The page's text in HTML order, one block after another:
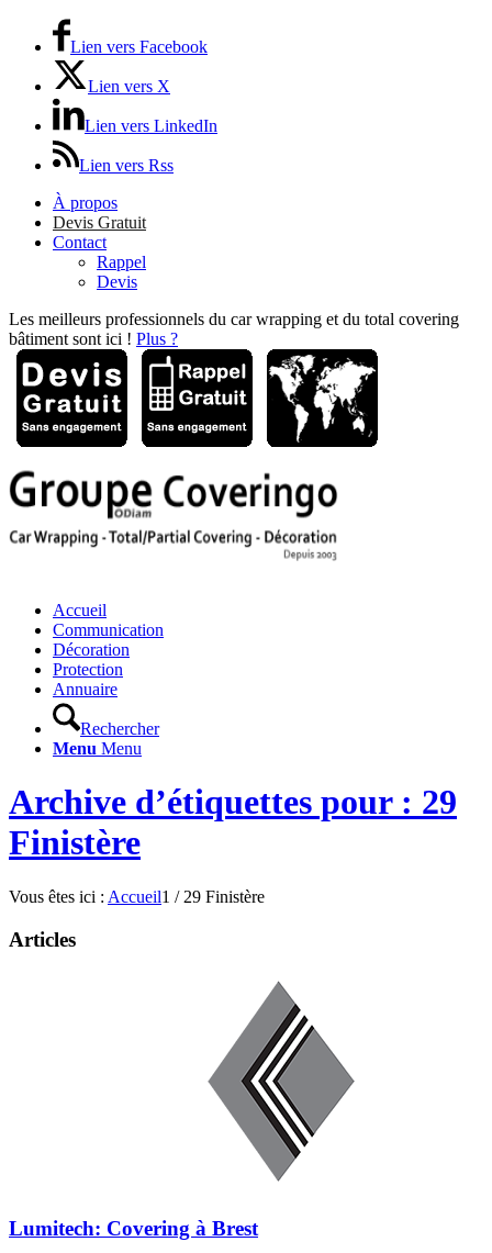
Lien vers Facebook
Lien vers X
Lien vers LinkedIn
Lien vers Rss
À propos
Devis Gratuit
Contact
Rappel
Devis
Les meilleurs professionnels du car wrapping et du total covering
bâtiment sont ici ! Plus ?
Accueil
Communication
Décoration
Protection
Annuaire
Rechercher
Menu Menu
Archive d’étiquettes pour : 29
Finistère
Vous êtes ici : Accueil1 / 29 Finistère
Articles
Lumitech: Covering à Brest